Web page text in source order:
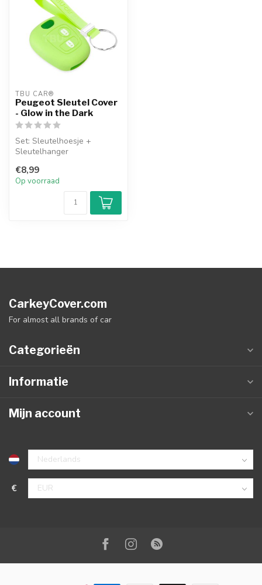
TBU CAR®
Peugeot Sleutel Cover
- Glow in the Dark
Set: Sleutelhoesje +
Sleutelhanger
€8,99
Op voorraad
CarkeyCover.com
For almost all brands of car
Categorieën
Informatie
Mijn account
€